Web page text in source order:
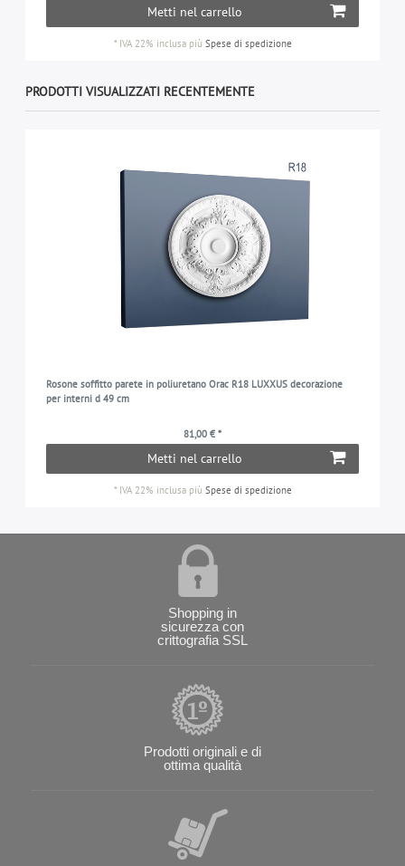
Metti nel carrello
* IVA 22% inclusapiù Spese di spedizione
PRODOTTI VISUALIZZATI RECENTEMENTE
Rosone soffitto parete in poliuretano Orac R18 LUXXUS decorazione
per interni d 49 cm
81,00 € *
Metti nel carrello
* IVA 22% inclusapiù Spese di spedizione
Shopping in
sicurezza con
crittografia SSL
Prodotti originali e di
ottima qualità